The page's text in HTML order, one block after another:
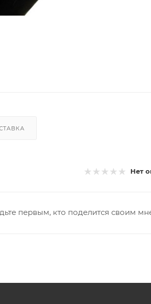
Нет
первым, кто поделится своим